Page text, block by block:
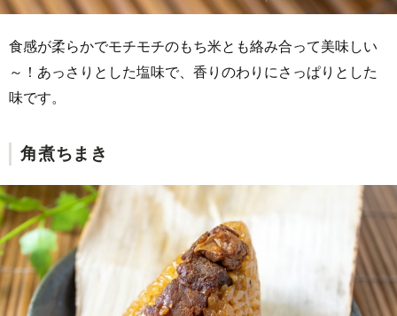
食感が柔らかでモチモチのもち米とも絡み合って美味しい
～！あっさりとした塩味で、香りのわりにさっぱりとした
味です。
角煮ちまき